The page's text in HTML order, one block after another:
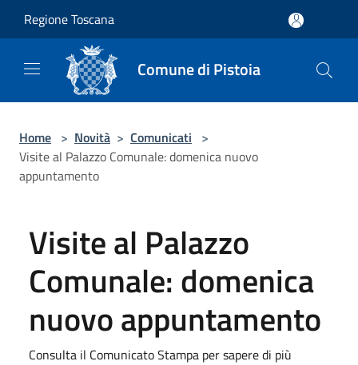
Regione Toscana
Comune di Pistoia
Home > Novità > Comunicati >
Visite al Palazzo Comunale: domenica nuovo
appuntamento
Visite al Palazzo
Comunale: domenica
nuovo appuntamento
Consulta il Comunicato Stampa per sapere di più